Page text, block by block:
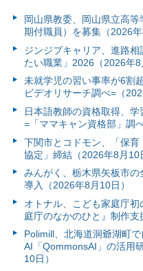
岡山県教委、岡山県立高
期付職員）を募集（2026年
ジンジブキャリア、進路
たい職業」2026（2026年8
未就学児の習い事率が6割
ビデオリサーチ調べ=（
日本語教師の資格取得、
=「ママキャン資格部」調
下関市とコドモン、「保
協定」締結（2026年8月10
みんがく、栃木県矢板市
導入（2026年8月10日）
オトナル、こども家庭庁
庭庁のなかのひと』制作支
Polimill、北海道洞爺湖町
AI「QommonsAI」の活用
10日）